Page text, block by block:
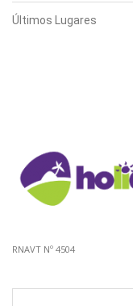
Últimos Lugares
RNAVT Nº 4504